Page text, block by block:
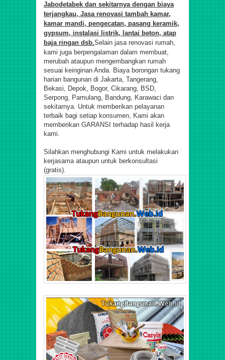
Jabodetabek dan sekitarnya dengan biaya
terjangkau, Jasa renovasi tambah kamar,
kamar mandi, pengecatan, pasang keramik,
gypsum, instalasi listrik, lantai beton, atap
baja ringan dsb.Selain jasa renovasi rumah,
kami juga berpengalaman dalam membuat,
merubah ataupun mengembangkan rumah
sesuai keinginan Anda.
Biaya borongan tukang
harian bangunan di Jakarta, Tangerang,
Bekasi, Depok, Bogor, Cikarang, BSD,
Serpong, Pamulang, Bandung, Karawaci dan
sekitarnya. Untuk memberikan pelayanan
terbaik bagi setiap konsumen, Kami akan
memberikan GARANSI terhadap hasil kerja
kami.
Silahkan menghubungi Kami untuk melakukan
kerjasama ataupun untuk berkonsultasi
(gratis).